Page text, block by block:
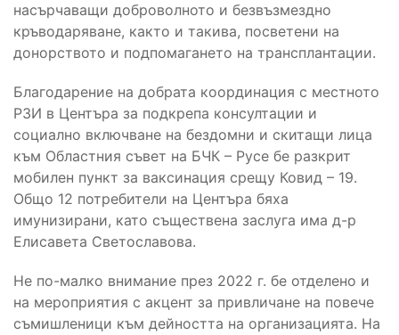
насърчаващи доброволното и безвъзмездно
кръводаряване, както и такива, посветени на
донорството и подпомагането на трансплантации.
Благодарение на добрата координация с местното
РЗИ в Центъра за подкрепа консултации и
социално включване на бездомни и скитащи лица
към Областния съвет на БЧК – Русе бе разкрит
мобилен пункт за ваксинация срещу Ковид – 19.
Общо 12 потребители на Центъра бяха
имунизирани, като съществена заслуга има д-р
Елисавета Светославова.
Не по-малко внимание през 2022 г. бе отделено и
на мероприятия с акцент за привличане на повече
съмишленици към дейността на организацията. На